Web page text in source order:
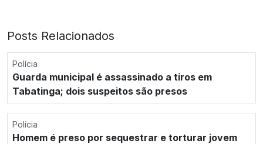
Posts Relacionados
Polícia
Guarda municipal é assassinado a tiros em
Tabatinga; dois suspeitos são presos
Polícia
Homem é preso por sequestrar e torturar jovem